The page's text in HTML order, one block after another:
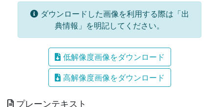
ダウンロードした画像を利用する際は「出
典情報」を明記してください。
低解像度画像をダウンロード
高解像度画像をダウンロード
プレーンテキスト